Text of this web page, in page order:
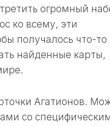
огромный
ко всему, эти
получалось что-то
найденные карты,
Агатионов.
со